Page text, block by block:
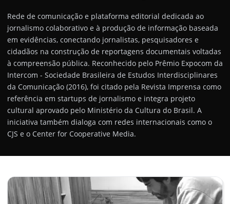
Rede de comunicação e plataforma editorial dedicada ao
jornalismo colaborativo e à produção de informação baseada
em evidências, conectando jornalistas, pesquisadores e
cidadãos na construção de reportagens documentais voltadas
à compreensão pública. Reconhecido pelo Prêmio Expocom da
Intercom - Sociedade Brasileira de Estudos Interdisciplinares
da Comunicação (2016), foi citado pela Revista Imprensa como
referência em startups de jornalismo e integra projeto
cultural aprovado pelo Ministério da Cultura do Brasil. A
iniciativa também dialoga com redes internacionais como o
CJS e o Center for Cooperative Media.